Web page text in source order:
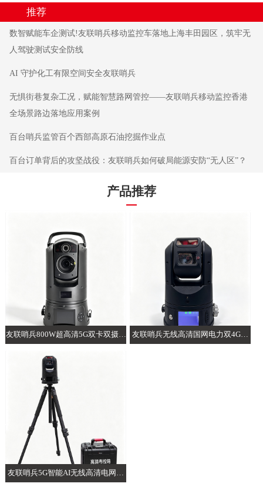
推荐
数智赋能车企测试!友联哨兵移动监控车落地上海丰田园区，筑牢无
人驾驶测试安全防线
AI 守护化工有限空间安全友联哨兵
无惧街巷复杂工况，赋能智慧路网管控——友联哨兵移动监控香港
全场景路边落地应用案例
百台哨兵监管百个西部高原石油挖掘作业点
百台订单背后的攻坚战役：友联哨兵如何破局能源安防“无人区”？
产品推荐
友联哨兵800W超高清5G双卡双摄AI 友联哨兵无线高清国网电力双4G智
友联哨兵5G智能AI无线高清电网电